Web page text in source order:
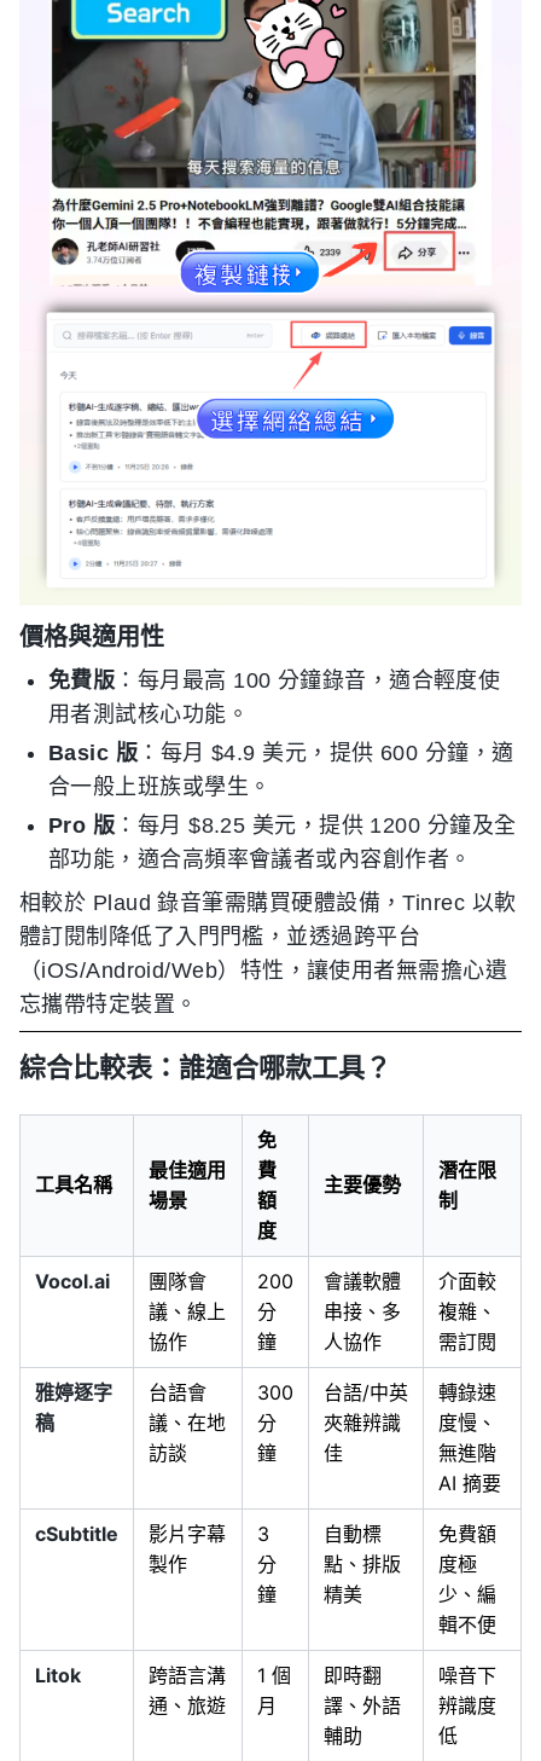
價格與適用性
免費版 ：每月最高 100 分鐘錄音，適合輕度使
用者測試核心功能。
Basic 版 ：每月 $4.9 美元，提供 600 分鐘，適
合一般上班族或學生。
Pro 版 ：每月 $8.25 美元，提供 1200 分鐘及全
部功能，適合高頻率會議者或內容創作者。
相較於 Plaud 錄音筆需購買硬體設備，Tinrec 以軟
體訂閱制降低了入門門檻，並透過跨平台
（iOS/Android/Web）特性，讓使用者無需擔心遺
忘攜帶特定裝置。
綜合比較表：誰適合哪款工具？
工具名稱
最佳適用
場景
免
費
額
度
主要優勢
潛在限
制
Vocol.ai
團隊會
議、線上
協作
200
分
鐘
會議軟體
串接、多
人協作
介面較
複雜、
需訂閱
雅婷逐字
稿
台語會
議、在地
訪談
300
分
鐘
台語/中英
夾雜辨識
佳
轉錄速
度慢、
無進階
AI 摘要
cSubtitle
影片字幕
製作
3
分
鐘
自動標
點、排版
精美
免費額
度極
少、編
輯不便
Litok
跨語言溝
通、旅遊
1 個
月
即時翻
譯、外語
輔助
噪音下
辨識度
低